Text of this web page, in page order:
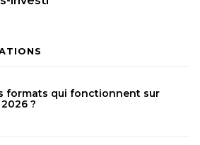
formats qui fonctionnent sur
?